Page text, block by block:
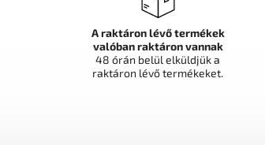
A raktáron lévő termékek
valóban raktáron vannak
48 órán belül elküldjük a
raktáron lévő termékeket.